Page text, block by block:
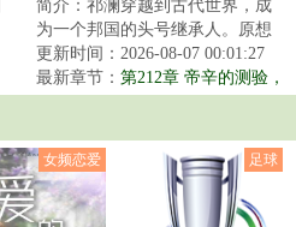
简介：祁澜穿越到古代世界，成
为一个邦国的头号继承人。原想
着这辈子也就搞搞发明，学习各
路穿越者前辈，...
更新时间：2026-08-07 00:01:27
最新章节： 第212章 帝辛的测验，
女频恋爱 足球